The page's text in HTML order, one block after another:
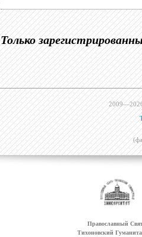
Только
Православный
Тихоновский